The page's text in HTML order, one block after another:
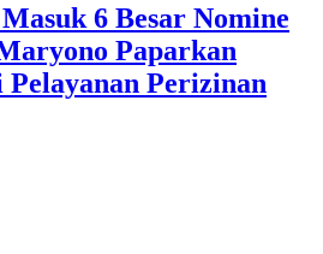
6 Besar Nomine
Paparkan
Perizinan